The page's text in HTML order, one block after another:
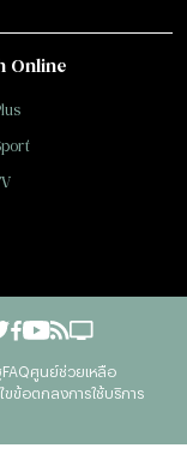
Online
FAQศูนย์ช่วยเหลือ
ขข้อตกลงการใช้บริการ